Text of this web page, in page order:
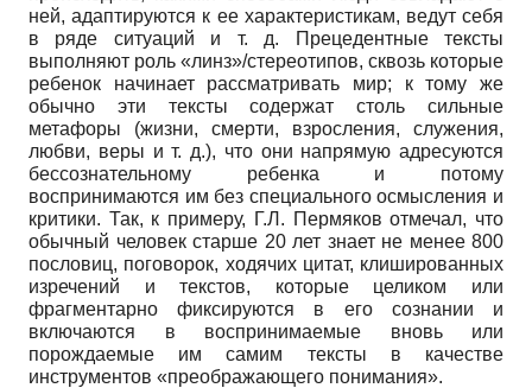
ней, адаптируются к ее характеристикам, ведут себя
в ряде ситуаций и т. д. Прецедентные тексты
выполняют роль «линз»/стереотипов, сквозь которые
ребенок начинает рассматривать мир; к тому же
обычно эти тексты содержат столь сильные
метафоры (жизни, смерти, взросления, служения,
любви, веры и т. д.), что они напрямую адресуются
бессознательному ребенка и потому
воспринимаются им без специального осмысления и
критики. Так, к примеру, Г.Л. Пермяков отмечал, что
обычный человек старше 20 лет знает не менее 800
пословиц, поговорок, ходячих цитат, клишированных
изречений и текстов, которые целиком или
фрагментарно фиксируются в его сознании и
включаются в воспринимаемые вновь или
порождаемые им самим тексты в качестве
инструментов «преображающего понимания».